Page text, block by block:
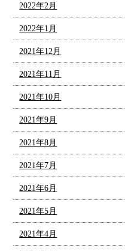
2022年2月
2022年1月
2021年12月
2021年11月
2021年10月
2021年9月
2021年8月
2021年7月
2021年6月
2021年5月
2021年4月